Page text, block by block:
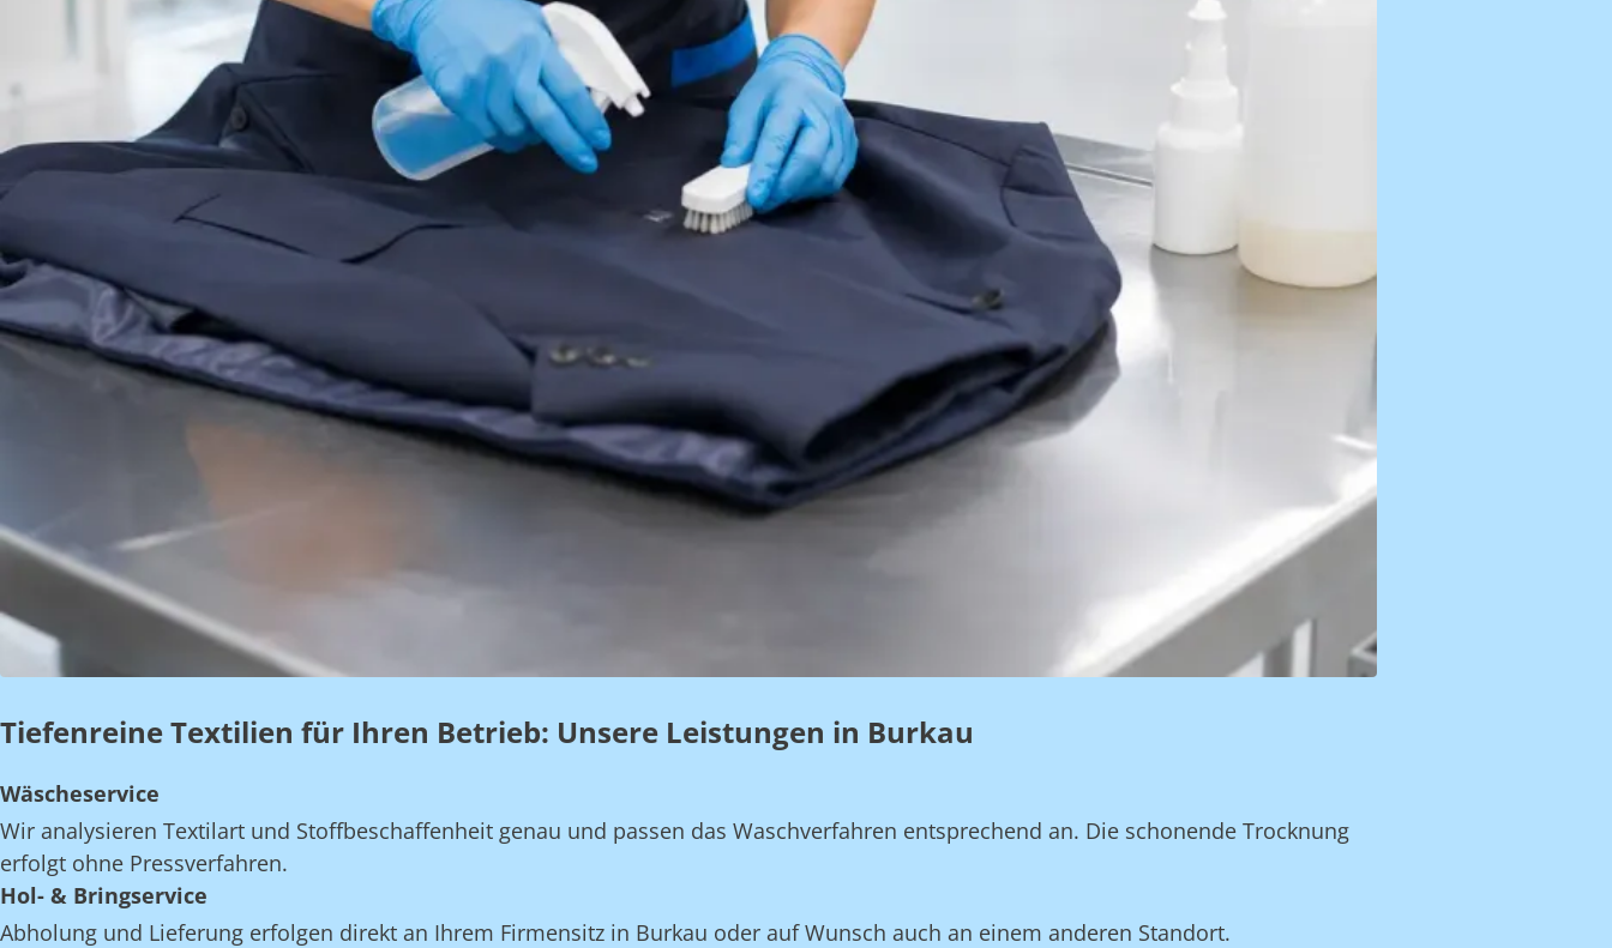
Tiefenreine Textilien für Ihren Betrieb: Unsere Leistungen in Burkau
Wäscheservice
Wir analysieren Textilart und Stoffbeschaffenheit genau und passen das Waschverfahren entsprechend an. Die schonende Trocknung
erfolgt ohne Pressverfahren.
Hol- & Bringservice
Abholung und Lieferung erfolgen direkt an Ihrem Firmensitz in Burkau oder auf Wunsch auch an einem anderen Standort.